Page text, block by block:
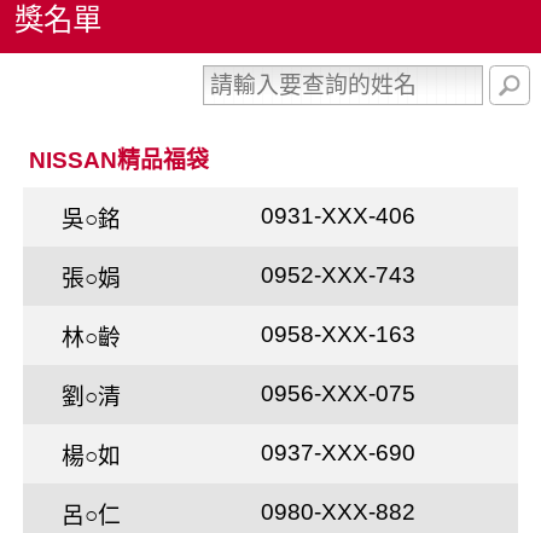
獎名單
NISSAN精品福袋
吳○銘 0931-XXX-406
張○娟 0952-XXX-743
林○齡 0958-XXX-163
劉○清 0956-XXX-075
楊○如 0937-XXX-690
呂○仁 0980-XXX-882